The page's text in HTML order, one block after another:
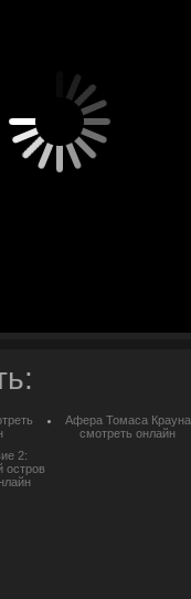
Афера Томаса Крауна
смотреть онлайн
2:
остров